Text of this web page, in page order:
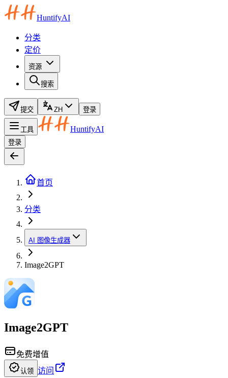
HuntifyAI
分类
定价
资源
搜索
提交 ZH 登录
工具 HuntifyAI
登录
首页
分类
AI 图像生成器
Image2GPT
Image2GPT
免费增值
认领 访问